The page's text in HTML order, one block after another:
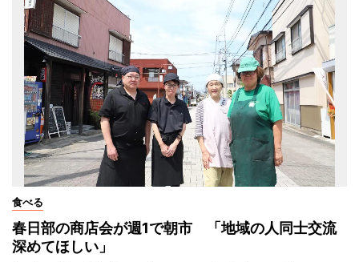
食べる
春日部の商店会が週1で朝市 「地域の人同士交流
深めてほしい」